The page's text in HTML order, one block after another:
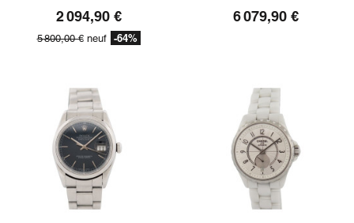
2 094,90 €
5 800,00 €neuf -64%
6 079,90 €